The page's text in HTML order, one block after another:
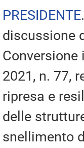
PRESIDENTE
discussione
Conversione
2021, n. 77,
ripresa e
delle
snellimento